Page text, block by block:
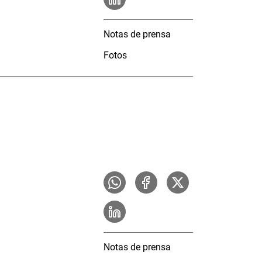
Notas de prensa
Fotos
Notas de prensa